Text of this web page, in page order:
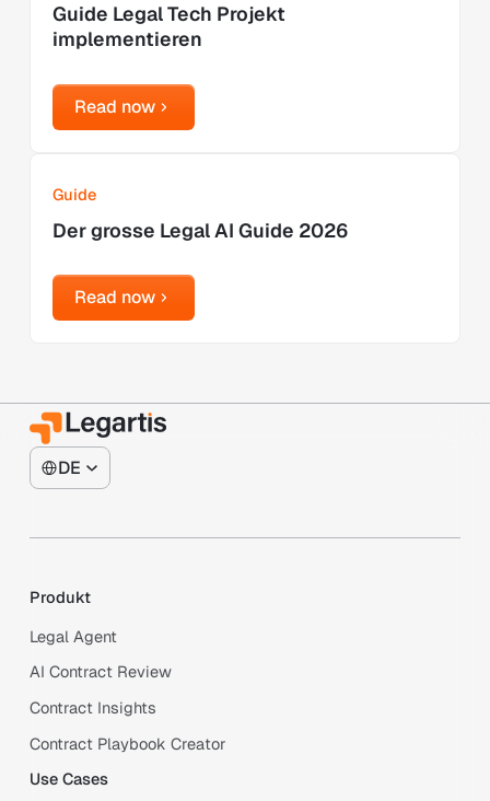
Guide Legal Tech Projekt
implementieren
Read now
Read now
Guide
Der grosse Legal AI Guide 2026
Read now
Read now
DE
Produkt
Legal Agent
AI Contract Review
Contract Insights
Contract Playbook Creator
Use Cases